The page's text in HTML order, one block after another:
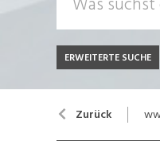
JOB-TYP
Bank,
Chemie,
ERWEITERTE SUCHE
Zurück